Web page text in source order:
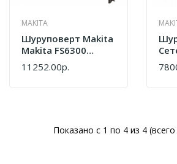
MAKITA
Шуруповерт Makita
Makita FS6300
Шуруповерт FS6300
11252.00р.
Показано с 1 по 4 из 4